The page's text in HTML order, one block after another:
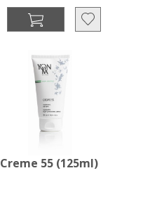
Creme 55 (125ml)